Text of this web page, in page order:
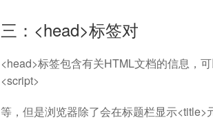
三：<head>标签对
<head>标签包含有关HTML文档的信息，
<script>
等，但是浏览器除了会在标题栏显示